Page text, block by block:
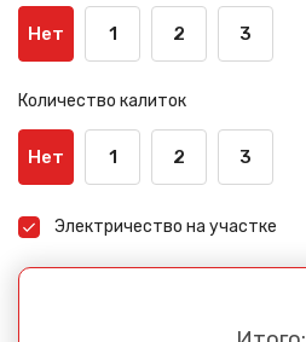
Нет 1 2 3
Количество калиток
Нет 1 2 3
Электричество на участке